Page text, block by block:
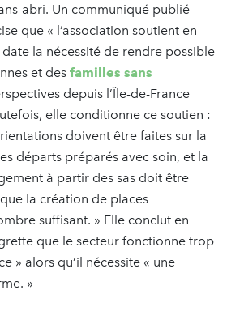
abri. Un communiqué publié
que « l’association soutient en
la nécessité de rendre possible
et des familles sans
depuis l’Île-de-France
elle conditionne ce soutien :
doivent être faites sur la
départs préparés avec soin, et la
à partir des sas doit être
la création de places
suffisant. » Elle conclut en
que le secteur fonctionne trop
» alors qu’il nécessite « une
»